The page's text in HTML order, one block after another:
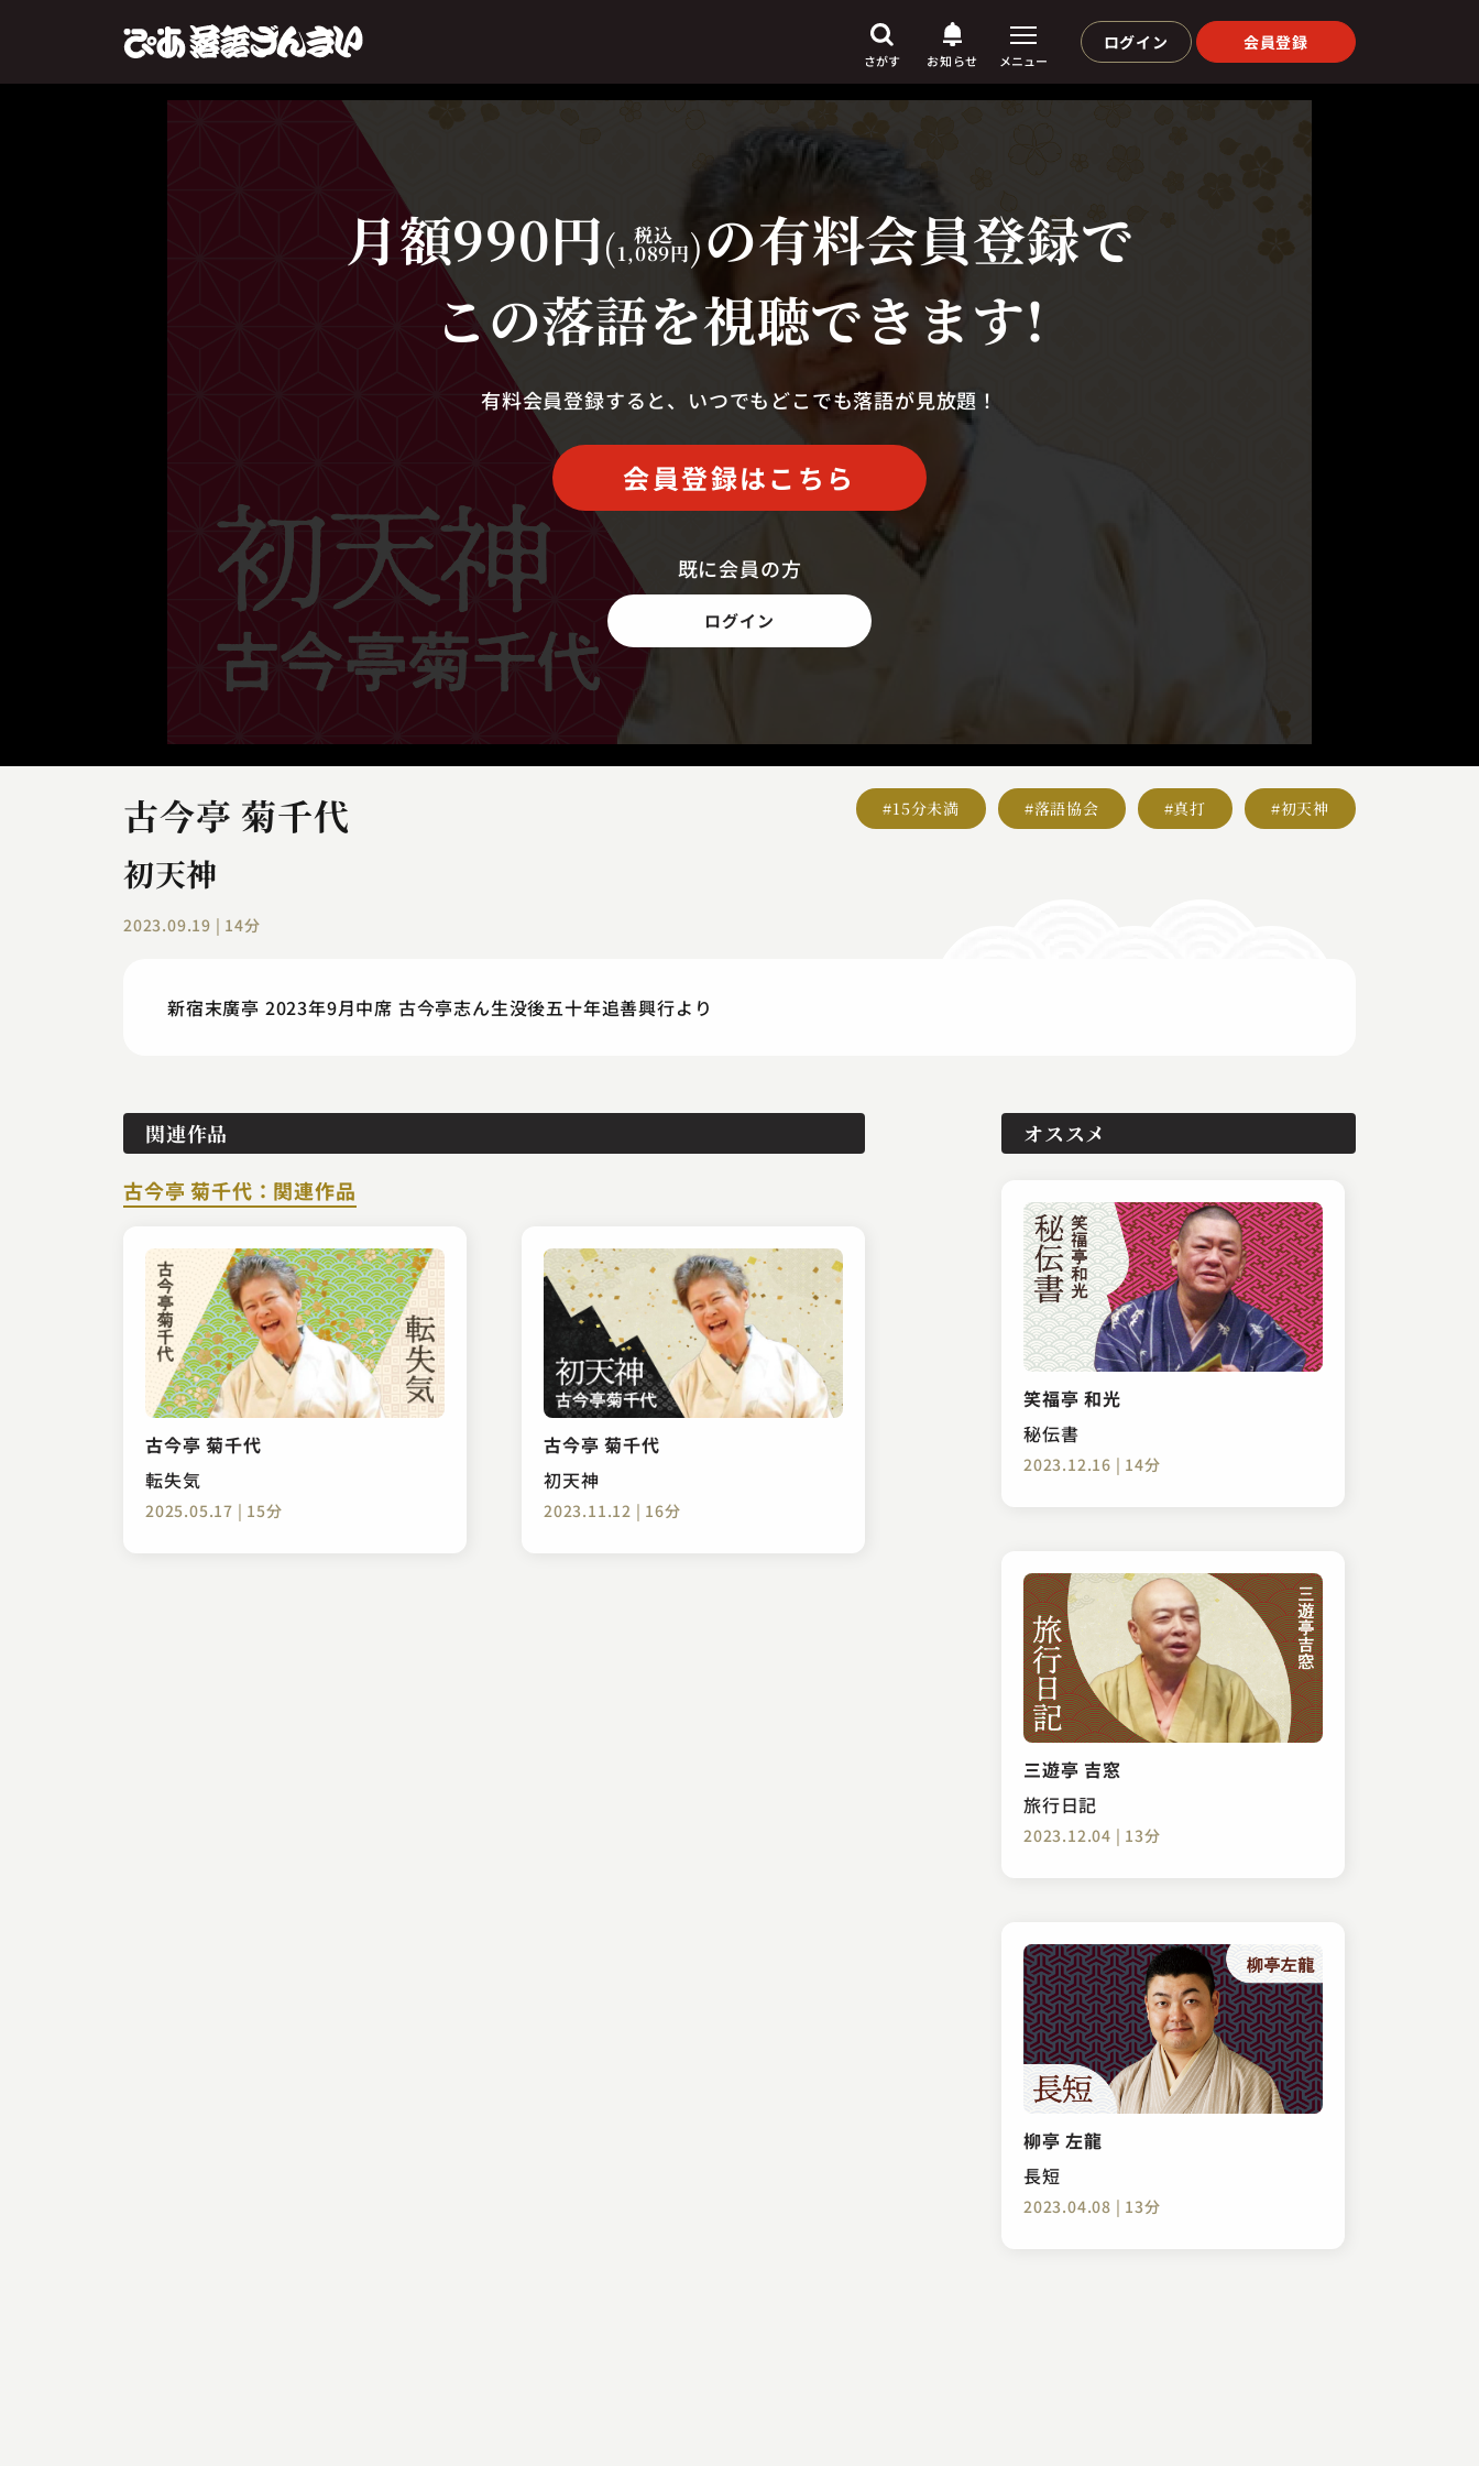
さがす
芸人からさがす
演目
上演時間からさがす
お知らせ メニュー
ログイン 会員登録
月額990円( 税込
1,089円)の有料会員登録で
この落語を視聴できます!
有料会員登録すると、いつでもどこでも落語が見放題！
会員登録はこちら
既に会員の方
ログイン
古今亭 菊千代
初天神
2023.09.19 | 14分
#15分未満 #落語協会 #真打 #初天神
新宿末廣亭 2023年9月中席 古今亭志ん生没後五十年追善興行より
関連作品
古今亭 菊千代：関連作品
古今亭 菊千代
転失気
2025.05.17 | 15分
古今亭 菊千代
初天神
2023.11.12 | 16分
オススメ
笑福亭 和光
秘伝書
2023.12.16 | 14分
三遊亭 吉窓
旅行日記
2023.12.04 | 13分
柳亭 左龍
長短
2023.04.08 | 13分